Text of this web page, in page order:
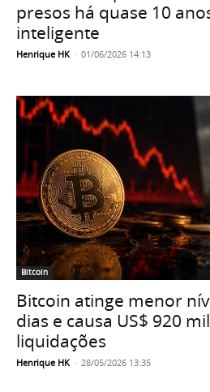
presos há quase 10
inteligente
Henrique HK - 01/06/2026 14:13
Bitcoin
Bitcoin atinge menor
dias e causa US$ 920
liquidações
Henrique HK - 28/05/2026 13:35